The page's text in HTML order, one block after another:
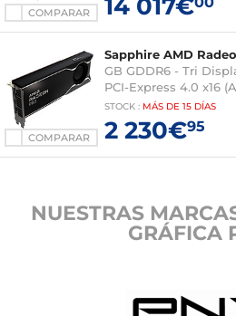
COMPARAR 14 017€
COMPARAR
Sapphire AMD
GB GDDR6 - Tri
PCI-Express 4.0 x16
STOCK : MÁS DE 15 DÍAS
2 230€95
NUESTRAS
GRÁFICA